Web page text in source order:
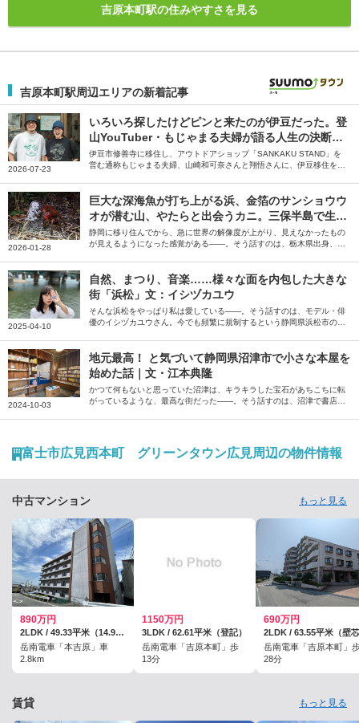
吉原本町駅の住みやすさを見る
吉原本町駅周辺エリアの新着記事
2026-07-23
いろいろ探したけどピンと来たのが伊豆だった。登
山YouTuber・もじゃまる夫婦が語る人生の決断と
移住のリアル
伊豆市修善寺に移住し、アウトドアショップ「SANKAKU STAND」を
営む通称もじゃまる夫婦、山崎和可奈さんと翔悟さんに、伊豆移住を決
2026-01-28
巨大な深海魚が打ち上がる浜、金箔のサンショウウ
オが潜む山、やたらと出会うカニ。三保半島で生き
物と隣り合う暮らし｜文・さとかつ（漫画家）
静岡に移り住んでから、急に世界の解像度が上がり、見えなかったもの
が見えるようになった感覚がある――。そう話すのは、栃木県出身、静
た。
2025-04-10
自然、まつり、音楽……様々な面を内包した大きな
街「浜松」文：イシヅカユウ
そんな浜松をやっぱり私は愛している――。そう話すのは、モデル・俳
優のイシヅカユウさん。今でも頻繁に規制するという静岡県浜松市の魅
2024-10-03
地元最高！ と気づいて静岡県沼津市で小さな本屋を
始めた話｜文・江本典隆
かつて何もないと思っていた沼津は、キラキラした宝石があちこちに転
がっているような、最高な街だった――。そう話すのは、沼津で書店を
富士市広見西本町 グリーンタウン広見周辺の物件情報
中古マンション もっと見る
890万円
2LDK / 49.33平米（14.92坪）（壁芯）
岳南電車「本吉原」車
2.8km
1150万円
3LDK / 62.61平米（登記）
岳南電車「吉原本町」歩
13分
690万円
2LDK / 63.55平米（壁
岳南電車「吉原本町」
28分
賃貸 もっと見る